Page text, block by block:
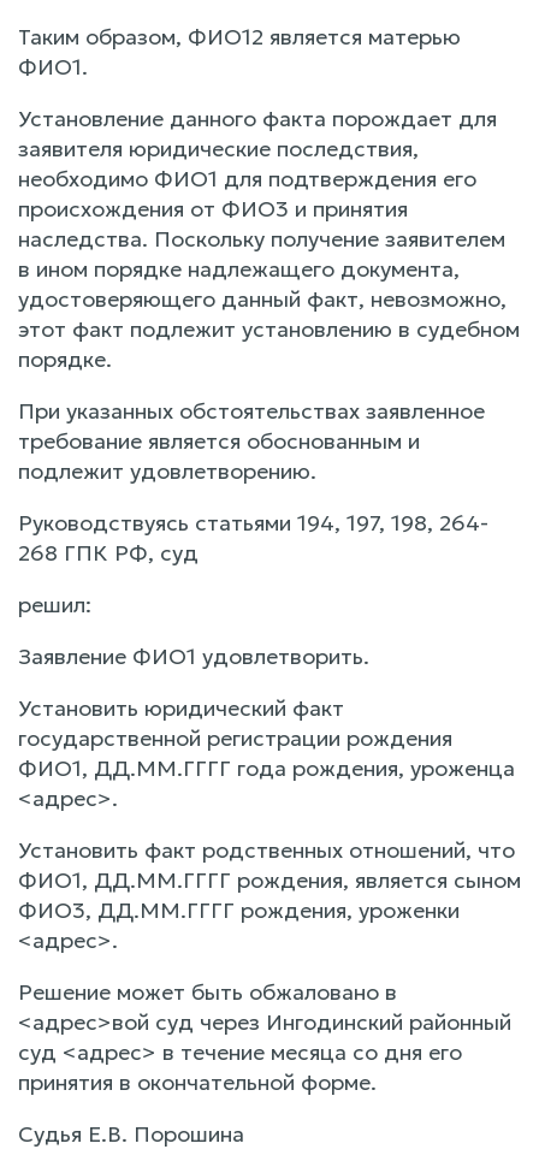
Таким образом, ФИО12 является матерью
ФИО1.
Установление данного факта порождает для
заявителя юридические последствия,
необходимо ФИО1 для подтверждения его
происхождения от ФИО3 и принятия
наследства. Поскольку получение заявителем
в ином порядке надлежащего документа,
удостоверяющего данный факт, невозможно,
этот факт подлежит установлению в судебном
порядке.
При указанных обстоятельствах заявленное
требование является обоснованным и
подлежит удовлетворению.
Руководствуясь статьями 194, 197, 198, 264-
268 ГПК РФ, суд
решил:
Заявление ФИО1 удовлетворить.
Установить юридический факт
государственной регистрации рождения
ФИО1, ДД.ММ.ГГГГ года рождения, уроженца
<адрес>.
Установить факт родственных отношений, что
ФИО1, ДД.ММ.ГГГГ рождения, является сыном
ФИО3, ДД.ММ.ГГГГ рождения, уроженки
<адрес>.
Решение может быть обжаловано в
<адрес>вой суд через Ингодинский районный
суд <адрес> в течение месяца со дня его
принятия в окончательной форме.
Судья Е.В. Порошина